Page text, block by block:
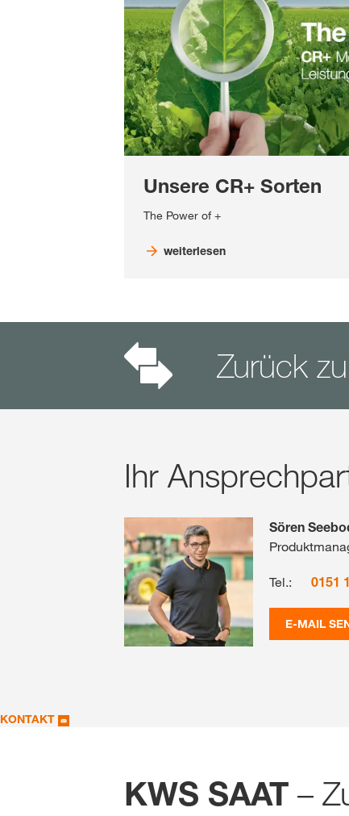
Unsere CR+ Sorten
The Power of +
weiterlesen
Zurück
Ihr
Sören
Tel.: 0151
E-MAIL
KONTAKT
KWS SAAT –